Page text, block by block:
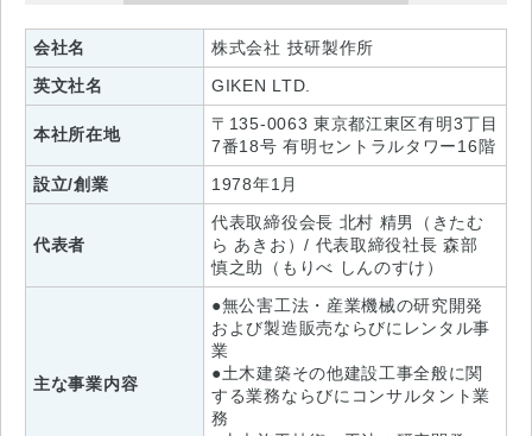
会社名
株式会社 技研製作所
英文社名
GIKEN LTD.
本社所在地
〒135-0063 東京都江東区有明3丁目
7番18号 有明セントラルタワー16階
設立/創業
1978年1月
代表者
代表取締役会長 北村 精男（きたむ
ら あきお）/ 代表取締役社長 森部
慎之助（もりべ しんのすけ）
主な事業内容
●無公害工法・産業機械の研究開発
および製造販売ならびにレンタル事
業
●土木建築その他建設工事全般に関
する業務ならびにコンサルタント業
務